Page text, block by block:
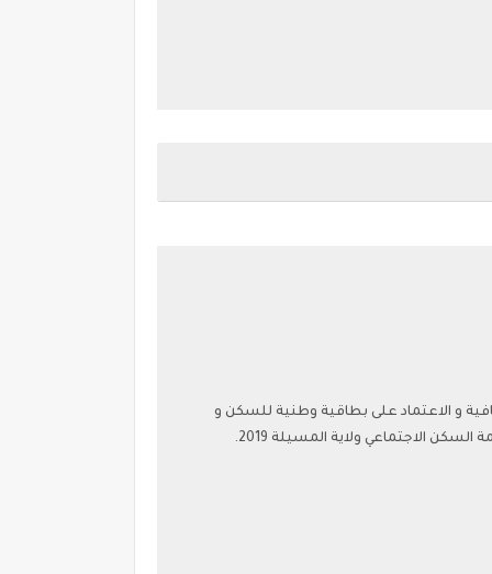
و الاعتماد على بطاقية وطنية للسكن و
الاجتماعي ولاية المسيلة 2019.